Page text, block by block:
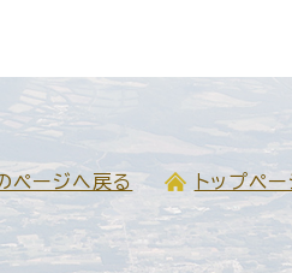
ページへ戻る トップペ